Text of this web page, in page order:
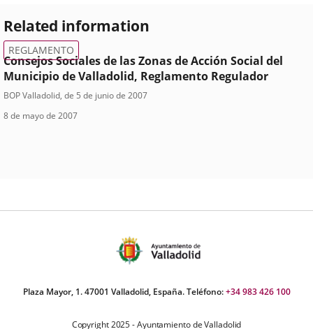
Related information
Consejos Sociales de las Zonas de Acción Social del
Municipio de Valladolid, Reglamento Regulador
Tipo
de
REGLAMENTO
Referencia
BOP Valladolid, de 5 de junio de 2007
de
8 de mayo de 2007
Plaza Mayor, 1. 47001 Valladolid, España. Teléfono:+34 983 426 100
Copyright 2025 - Ayuntamiento de Valladolid